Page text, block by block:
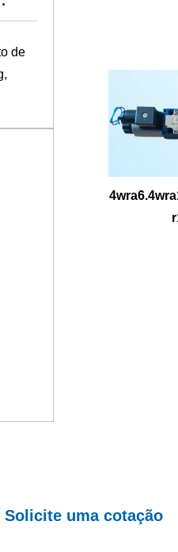
de
Solicite uma cotação